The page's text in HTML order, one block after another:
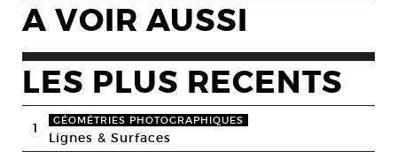
A VOIR AUSSI
LES PLUS RECENTS
1 GÉOMÉTRIES PHOTOGRAPHIQUES
Lignes & Surfaces